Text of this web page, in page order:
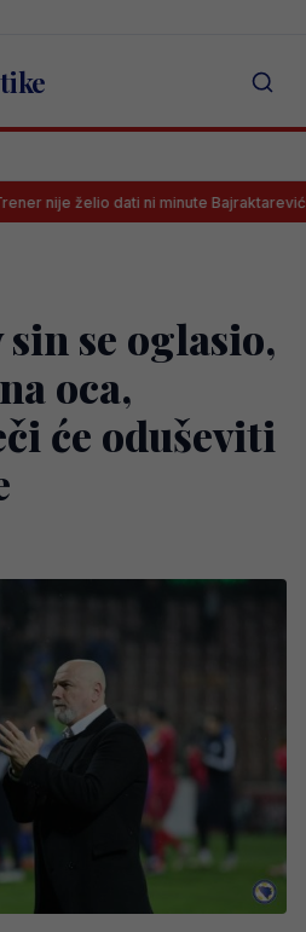
dati ni minute Bajraktareviću, pa
se oglasio,
oca,
će oduševiti